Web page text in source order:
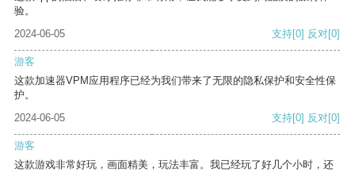
验。
2024-06-05
支持[0] 反对[0]
游客
这款加速器VPM应用程序已经为我们带来了无限的隐私保护和安全性保
护。
2024-06-05
支持[0] 反对[0]
游客
这款游戏非常好玩，画面精美，玩法丰富。我已经玩了好几个小时，还